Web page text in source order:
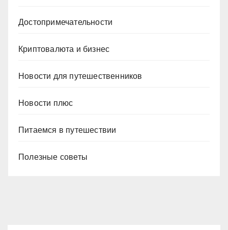
Достопримечательности
Криптовалюта и бизнес
Новости для путешественников
Новости плюс
Питаемся в путешествии
Полезные советы